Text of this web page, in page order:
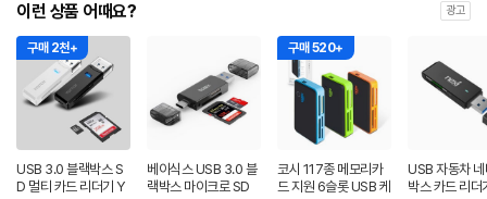
이런 상품 어때요? 광고
구매 2천+
USB 3.0 블랙박스 S
D 멀티 카드 리더기 Y
베이식스 USB 3.0 블
랙박스 마이크로 SD
구매 520+
코시 117종 메모리카
드 지원 6슬롯 USB 케
USB 자동차 네
박스 카드 리더